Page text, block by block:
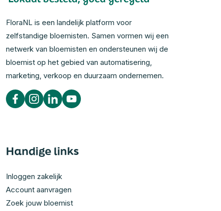
FloraNL is een landelijk platform voor
zelfstandige bloemisten. Samen vormen wij een
netwerk van bloemisten en ondersteunen wij de
bloemist op het gebied van automatisering,
marketing, verkoop en duurzaam ondernemen.
Handige links
Inloggen zakelijk
Account aanvragen
Zoek jouw bloemist